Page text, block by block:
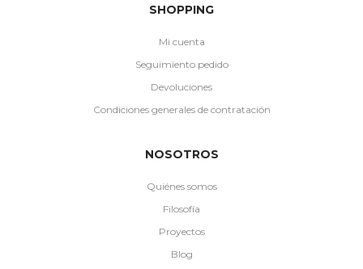
SHOPPING
Mi cuenta
Seguimiento pedido
Devoluciones
Condiciones generales de contratación
NOSOTROS
Quiénes somos
Filosofía
Proyectos
Blog